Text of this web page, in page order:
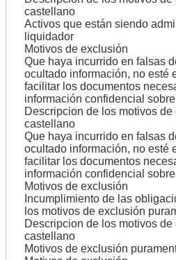
castellano
Activos que están siendo
liquidador
Motivos de exclusión
Que haya incurrido en falsas
ocultado información, no esté
facilitar los documentos
información confidencial
Descripcion de los motivos de
castellano
Que haya incurrido en falsas
ocultado información, no esté
facilitar los documentos
información confidencial
Motivos de exclusión
Incumplimiento de las
los motivos de exclusión
Descripcion de los motivos de
castellano
Motivos de exclusión